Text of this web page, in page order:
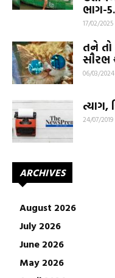
ભાગ-
17/02/2025
તને તો
સૌરભ
06/03/2024
ત્યાગ,
24/07/2019
ARCHIVES
August 2026
July 2026
June 2026
May 2026